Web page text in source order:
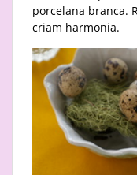
porcelana branca.
criam harmonia.